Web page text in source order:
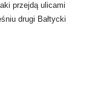
przejdą ulicami
drugi Bałtycki